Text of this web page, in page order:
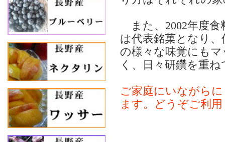
また、2002年度食
は代表銘菓となり
の様々な味覚にも
く、日々研鑽を重
ご家庭にいながら
ます。どうぞご利